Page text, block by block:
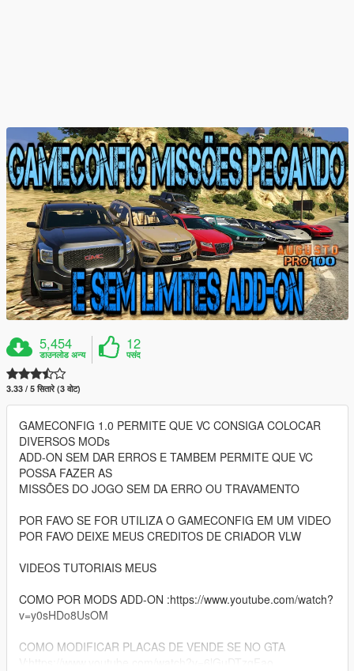
5,454
डाउनलोड अन्य
12
पसंद
3.33 / 5 सितारे (3 वोट)
GAMECONFIG 1.0 PERMITE QUE VC CONSIGA COLOCAR
DIVERSOS MODs
ADD-ON SEM DAR ERROS E TAMBEM PERMITE QUE VC
POSSA FAZER AS
MISSÕES DO JOGO SEM DA ERRO OU TRAVAMENTO
POR FAVO SE FOR UTILIZA O GAMECONFIG EM UM VIDEO
POR FAVO DEIXE MEUS CREDITOS DE CRIADOR VLW
VIDEOS TUTORIAIS MEUS
COMO POR MODS ADD-ON :https://www.youtube.com/watch?
v=y0sHDo8UsOM
COMO MODIFICAR PLACAS DE VENDE SE NO GTA